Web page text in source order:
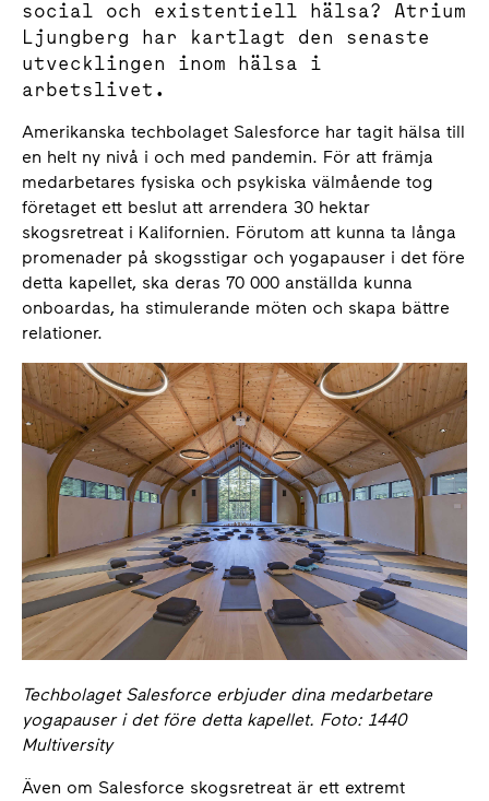
social och existentiell hälsa? Atrium
Ljungberg har kartlagt den senaste
utvecklingen inom hälsa i
arbetslivet.
Amerikanska techbolaget Salesforce har tagit hälsa till
en helt ny nivå i och med pandemin. För att främja
medarbetares fysiska och psykiska välmående tog
företaget ett beslut att arrendera 30 hektar
skogsretreat i Kalifornien. Förutom att kunna ta långa
promenader på skogsstigar och yogapauser i det före
detta kapellet, ska deras 70 000 anställda kunna
onboardas, ha stimulerande möten och skapa bättre
relationer.
Techbolaget Salesforce erbjuder dina medarbetare
yogapauser i det före detta kapellet. Foto: 1440
Multiversity
Även om Salesforce skogsretreat är ett extremt